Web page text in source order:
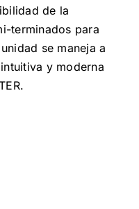
de la
terminados para
se maneja a
y moderna